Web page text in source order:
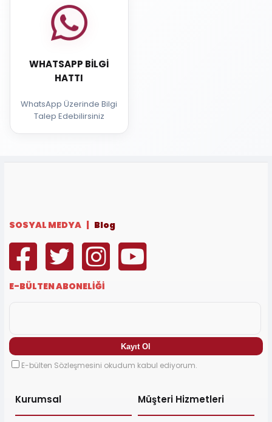
WHATSAPP BILGI
HATTI
WhatsApp Üzerinde Bilgi
Talep Edebilirsiniz
SOSYAL MEDYA | Blog
E-BÜLTEN ABONELİĞİ
E-bülten Sözleşmesini okudum kabul ediyorum.
Kurumsal Müşteri Hizmetleri